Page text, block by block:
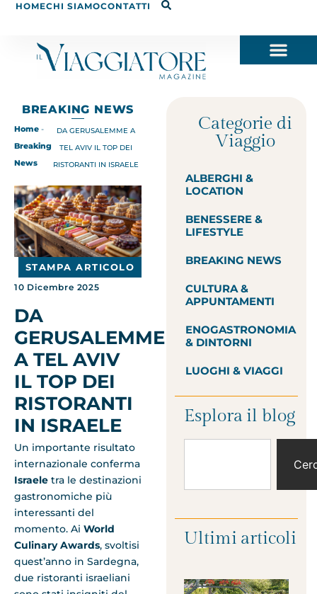
HOMECHI SIAMOCONTATTI
BREAKING NEWS
Home -
Breaking
News
DA GERUSALEMME A
TEL AVIV IL TOP DEI
RISTORANTI IN ISRAELE
STAMPA ARTICOLO
10 Dicembre 2025
DA
GERUSALEMME
A TEL AVIV
IL TOP DEI
RISTORANTI
IN ISRAELE
Un importante risultato
internazionale conferma
Israele tra le destinazioni
gastronomiche più
interessanti del
momento. Ai World
Culinary Awards, svoltisi
quest’anno in Sardegna,
due ristoranti israeliani
Categorie di
Viaggio
ALBERGHI &
LOCATION
BENESSERE &
LIFESTYLE
BREAKING NEWS
CULTURA &
APPUNTAMENTI
ENOGASTRONOMIA
& DINTORNI
LUOGHI & VIAGGI
Esplora il blog
Ultimi articoli